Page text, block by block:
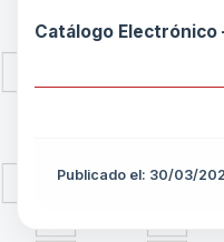
Catálogo Electrónico
Publicado el: 30/03/